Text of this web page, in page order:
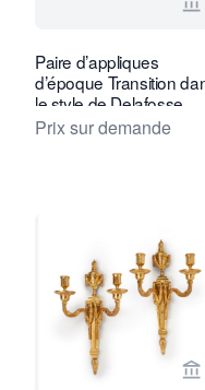
Paire d’appliques
d’époque Transition
le style de Delafosse
Prix sur demande